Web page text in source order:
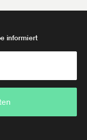
informiert